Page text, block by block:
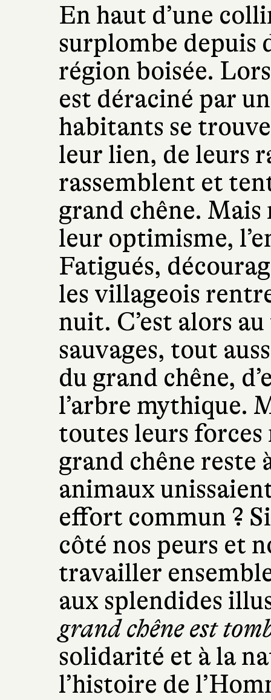
En haut d’une
surplombe depuis
région boisée.
est déraciné par
habitants se
leur lien, de leurs
rassemblent et
grand chêne.
leur optimisme,
Fatigués,
les villageois
nuit. C’est alors
sauvages, tout
du grand chêne,
l’arbre mythique.
toutes leurs forces
grand chêne reste
animaux
effort commun ?
côté nos peurs et
travailler
aux splendides
grand chêne est
solidarité et à la
l’histoire de